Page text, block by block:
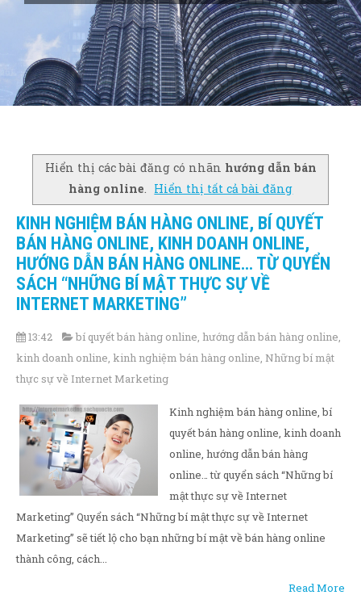
Hiển thị các bài đăng có nhãn hướng dẫn bán
hàng online. Hiển thị tất cả bài đăng
KINH NGHIỆM BÁN HÀNG ONLINE, BÍ QUYẾT
BÁN HÀNG ONLINE, KINH DOANH ONLINE,
HƯỚNG DẪN BÁN HÀNG ONLINE… TỪ QUYỂN
SÁCH “NHỮNG BÍ MẬT THỰC SỰ VỀ
INTERNET MARKETING”
13:42 bí quyết bán hàng online hướng dẫn bán hàng online
kinh doanh online kinh nghiệm bán hàng online Những bí mật
thực sự về Internet Marketing
Kinh nghiệm bán hàng online, bí
quyết bán hàng online, kinh doanh
online, hướng dẫn bán hàng
online… từ quyển sách “Những bí
mật thực sự về Internet
Marketing” Quyển sách “Những bí mật thực sự về Internet
Marketing” sẽ tiết lộ cho bạn những bí mật về bán hàng online
thành công, cách...
Read More